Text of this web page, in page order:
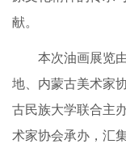
献。
本次油画展览
地、内蒙古美术家
古民族大学联合主
术家协会承办，汇